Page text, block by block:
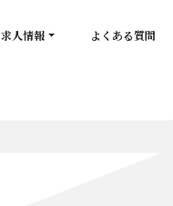
求人情報 よくある質問